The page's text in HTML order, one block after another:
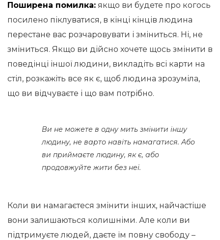
Поширена помилка: якщо ви будете про когось
посилено піклуватися, в кінці кінців людина
перестане вас розчаровувати і зміниться. Ні, не
зміниться. Якщо ви дійсно хочете щось змінити в
поведінці іншої людини, викладіть всі карти на
стіл, розкажіть все як є, щоб людина зрозуміла,
що ви відчуваєте і що вам потрібно.
Ви не можете в одну мить змінити іншу
людину, не варто навіть намагатися. Або
ви приймаєте людину, як є, або
продовжуйте жити без неї.
Коли ви намагаєтеся змінити інших, найчастіше
вони залишаються колишніми. Але коли ви
підтримуєте людей, даєте їм повну свободу –